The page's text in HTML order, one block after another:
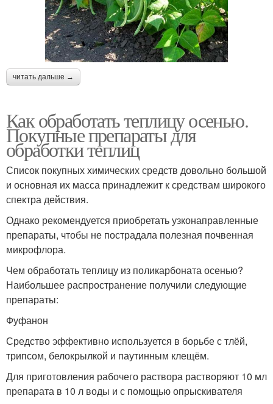
читать дальше →
Как обработать теплицу осенью.
Покупные препараты для
обработки теплиц
Список покупных химических средств довольно большой
и основная их масса принадлежит к средствам широкого
спектра действия.
Однако рекомендуется приобретать узконаправленные
препараты, чтобы не пострадала полезная почвенная
микрофлора.
Чем обработать теплицу из поликарбоната осенью?
Наибольшее распространение получили следующие
препараты:
Фуфанон
Средство эффективно используется в борьбе с тлёй,
трипсом, белокрылкой и паутинным клещём.
Для приготовления рабочего раствора растворяют 10 мл
препарата в 10 л воды и с помощью опрыскивателя